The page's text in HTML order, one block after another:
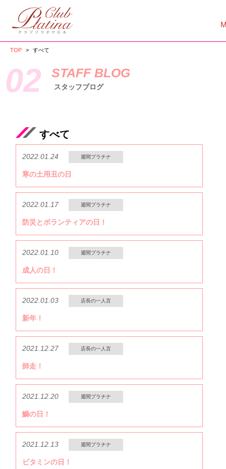
TOP > すべて
02 STAFF BLOG
スタッフブログ
すべて
2022.01.24 週間プラチナ
寒の土用丑の日
2022.01.17 週間プラチナ
防災とボランティアの日！
2022.01.10 週間プラチナ
成人の日！
2022.01.03 店長の一人言
新年！
2021.12.27 店長の一人言
師走！
2021.12.20 週間プラチナ
鰤の日！
2021.12.13 週間プラチナ
ビタミンの日！